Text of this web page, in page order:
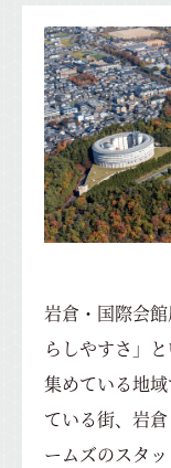
岩倉・国際会
らしやすさ」と
集めている地域
ている街、岩
ームズのスタ